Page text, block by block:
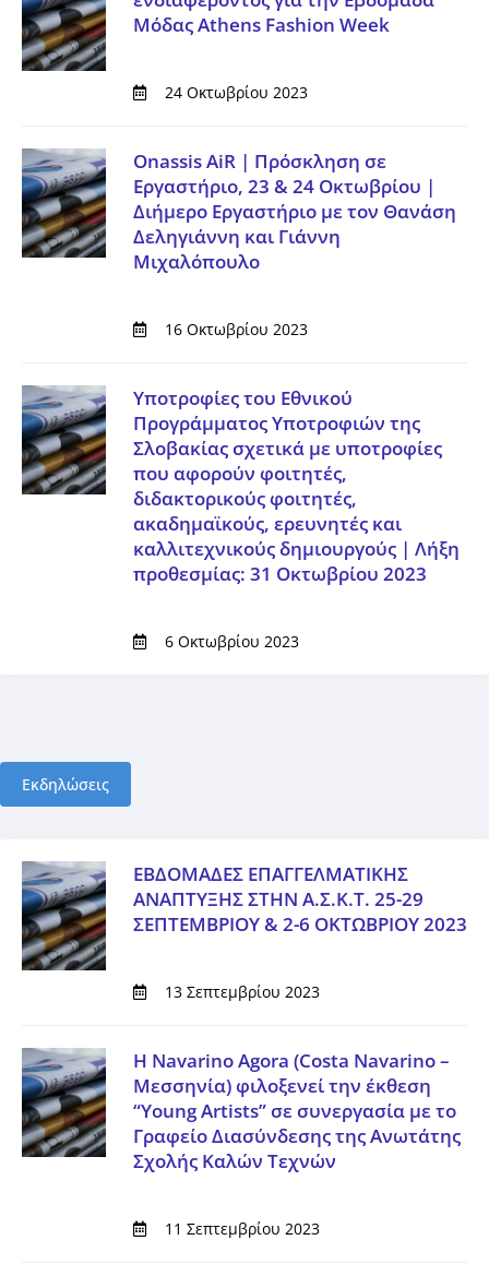
Μόδας Athens Fashion Week
24 Οκτωβρίου 2023
Onassis AiR | Πρόσκληση σε
Εργαστήριο, 23 & 24 Οκτωβρίου |
Διήμερο Εργαστήριο με τον Θανάση
Δεληγιάννη και Γιάννη
Μιχαλόπουλο
16 Οκτωβρίου 2023
Υποτροφίες του Εθνικού
Προγράμματος Υποτροφιών της
Σλοβακίας σχετικά με υποτροφίες
που αφορούν φοιτητές,
διδακτορικούς φοιτητές,
ακαδημαϊκούς, ερευνητές και
καλλιτεχνικούς δημιουργούς | Λήξη
προθεσμίας: 31 Οκτωβρίου 2023
6 Οκτωβρίου 2023
Εκδηλώσεις
ΕΒΔΟΜΑΔΕΣ ΕΠΑΓΓΕΛΜΑΤΙΚΗΣ
ΑΝΑΠΤΥΞΗΣ ΣΤΗΝ Α.Σ.Κ.Τ. 25-29
ΣΕΠΤΕΜΒΡΙΟΥ & 2-6 ΟΚΤΩΒΡΙΟΥ 2023
13 Σεπτεμβρίου 2023
Η Navarino Agora (Costa Navarino –
Μεσσηνία) φιλοξενεί την έκθεση
“Young Artists” σε συνεργασία με το
Γραφείο Διασύνδεσης της Ανωτάτης
Σχολής Καλών Τεχνών
11 Σεπτεμβρίου 2023